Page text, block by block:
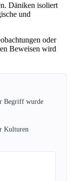
Däniken isoliert
und
oder
Beweisen wird
Begriff wurde
Kulturen